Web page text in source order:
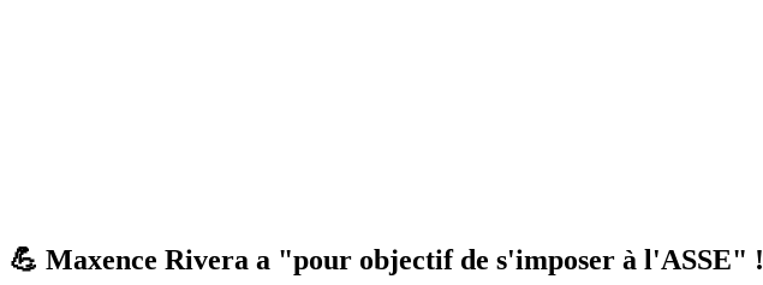
💪 Maxence Rivera a "pour objectif de s'imposer à l'ASSE" !